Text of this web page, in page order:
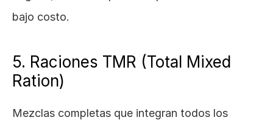
bajo costo.
5. Raciones TMR (Total Mixed
Ration)
Mezclas completas que integran todos los